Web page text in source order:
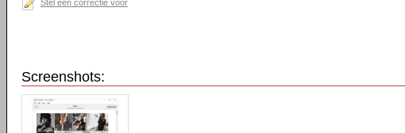
Stel een correctie voor
Screenshots: